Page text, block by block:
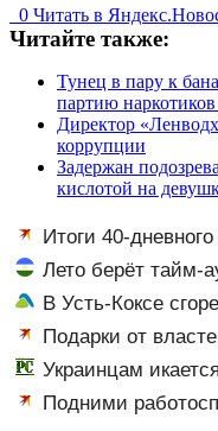
0 Читать в Я
Читайте также:
Тунец в пару к
партию
Директор
коррупции
Задержан
кислотой на
Итоги 40-
принуждению к миру:
разбор провала
Лето берёт тайм-
В Усть-Коксе
Подарки от
американские хатки:
и квартир
Украинцам
начали пустеть
Подними